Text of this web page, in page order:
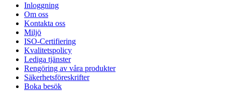
Inloggning
Om oss
Kontakta oss
Miljö
ISO-Certifiering
Kvalitetspolicy
Lediga tjänster
Rengöring av våra produkter
Säkerhetsföreskrifter
Boka besök